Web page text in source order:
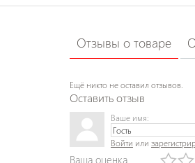
Отзывы о товаре
Ещё никто не оставил отзывов.
Оставить отзыв
Ваше имя:
Войти или
Ваша оценка